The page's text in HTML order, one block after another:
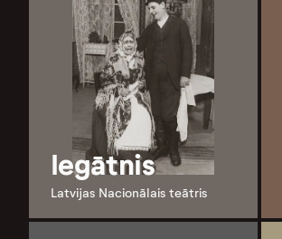
Iegātnis
Latvijas Nacionālais teātris